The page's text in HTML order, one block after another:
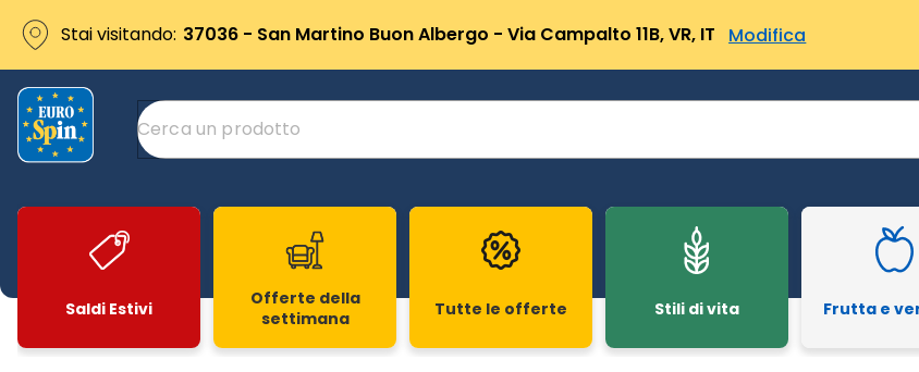
Stai visitando: 37036 - San Martino Buon Albergo - Via Campalto 11B, VR, IT Modifica
Saldi Estivi
Offerte della
settimana
Tutte le offerte Stili di vita Frutta e